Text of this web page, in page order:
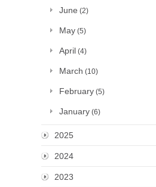
June (2)
May (5)
April (4)
March (10)
February (5)
January (6)
2025
2024
2023